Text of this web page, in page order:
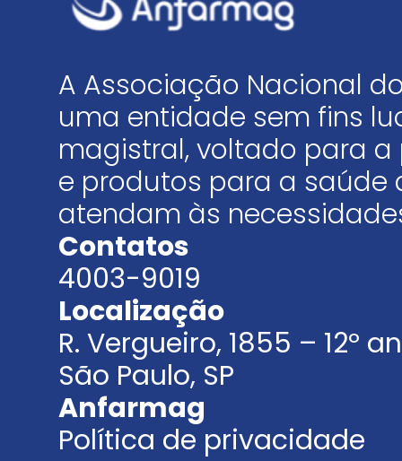
A Associação Nacional
uma entidade sem fins
magistral, voltado para
e produtos para a saúde
atendam às
Contatos
4003-9019
Localização
R. Vergueiro, 1855 – 12º
São Paulo, SP
Anfarmag
Política de privacidade